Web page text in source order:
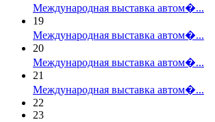
Международная выставка автом�...
19
Международная выставка автом�...
20
Международная выставка автом�...
21
Международная выставка автом�...
22
23